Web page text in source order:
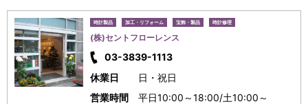
時計製品 加工・リフォーム 宝飾・製品 時計修理
(株)セントフローレンス
03-3839-1113
休業日
日・祝日
営業時間
平日10:00～18:00/土10:00～